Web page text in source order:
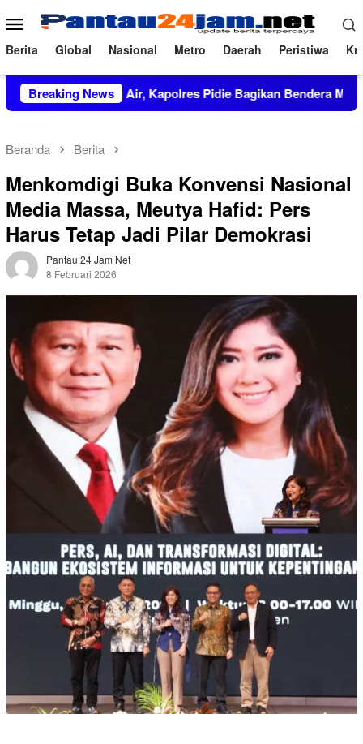
ke
konten
Menu
Mobile
Berita Global Nasional Metro Daerah Peristiwa
Breaking News
Tanah Air, Kapolres Pidie Bagikan Bendera Merah Putih
Beranda Berita
Menkomdigi Buka Konvensi Nasional
Media Massa, Meutya Hafid: Pers
Harus Tetap Jadi Pilar Demokrasi
Pantau 24 Jam Net
8 Februari 2026